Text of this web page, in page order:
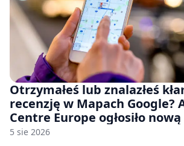
Otrzymałeś lub znalazłeś
recenzję w Mapach Google?
Centre Europe ogłosiło
odwoławczą dla firm i
5 sie 2026